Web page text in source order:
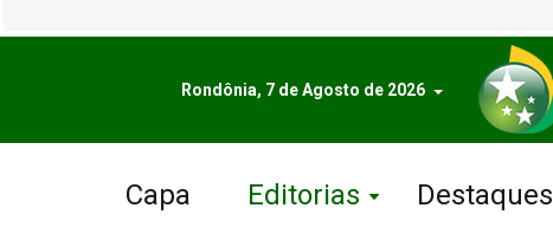
Rondônia, 7 de Agosto de 2026
Capa Editorias Destaques